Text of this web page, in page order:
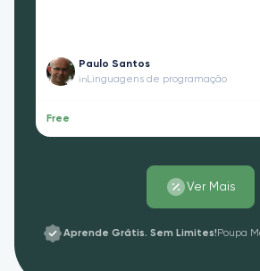
Paulo Santos
in Linguagens de programação
Free
Ver Mais
Aprende Grátis. Sem Limites! Poupa